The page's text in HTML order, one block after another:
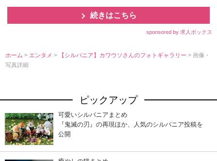
続きはこちら
sponsored by 求人ボックス
ホーム > エンタメ> 【シルバニア】カワウソさんのフォトギャラリー> 画像・
写真詳細
ピックアップ
可愛いシルバニアまとめ
『鬼滅の刃』の再現ほか、人気のシルバニア投稿を
公開